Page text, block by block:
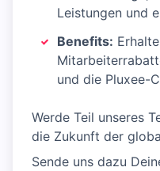
Leistungen und
Benefits:
und die Pluxee-
Werde Teil unseres
die Zukunft der
Sende uns dazu